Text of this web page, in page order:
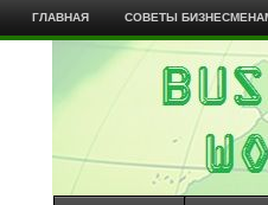
ГЛАВНАЯ СОВЕТЫ